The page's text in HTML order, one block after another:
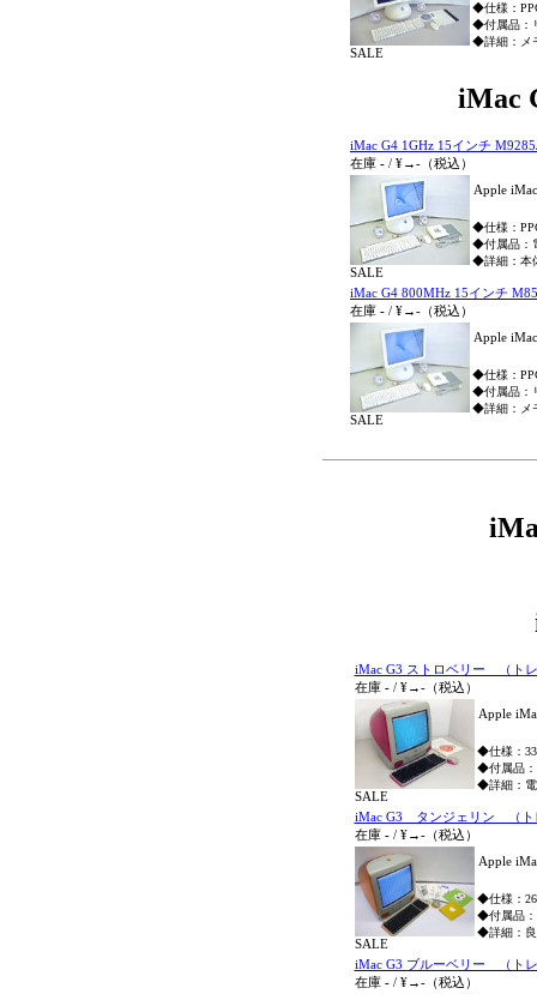
SALE
◆仕様：
◆付属品：
◆詳細：メ
iMac
iMac G4 1GHz 15インチ
在庫 - / ¥→- （税込）
SALE
Apple
◆仕様：
◆付属品：
◆詳細：本
iMac G4 800MHz 15インチ
在庫 - / ¥→- （税込）
SALE
Apple
◆仕様：
◆付属品：
◆詳細：メ
iMac G3 ストロベリー （ト
在庫 -/ ¥→-（税込）
SALE
Apple
◆仕様：
◆付属品：
◆詳細：電
iMac G3 タンジェリン （ト
在庫 -/ ¥→-（税込）
SALE
Apple
◆仕様：
◆付属品：
◆詳細：良
iMac G3 ブルーベリー （ト
在庫 -/ ¥→-（税込）